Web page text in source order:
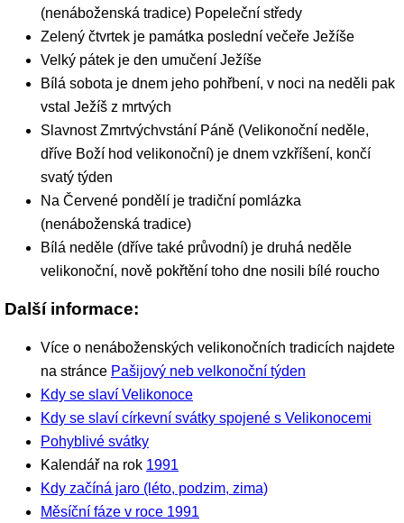
(nenáboženská tradice) Popeleční středy
Zelený čtvrtek je památka poslední večeře Ježíše
Velký pátek je den umučení Ježíše
Bílá sobota je dnem jeho pohřbení, v noci na neděli pak
vstal Ježíš z mrtvých
Slavnost Zmrtvýchvstání Páně (Velikonoční neděle,
dříve Boží hod velikonoční) je dnem vzkříšení, končí
svatý týden
Na Červené pondělí je tradiční pomlázka
(nenáboženská tradice)
Bílá neděle (dříve také průvodní) je druhá neděle
velikonoční, nově pokřtění toho dne nosili bílé roucho
Další informace:
Více o nenáboženských velikonočních tradicích najdete
na stránce Pašijový neb velkonoční týden
Kdy se slaví Velikonoce
Kdy se slaví církevní svátky spojené s Velikonocemi
Pohyblivé svátky
Kalendář na rok 1991
Kdy začíná jaro (léto, podzim, zima)
Měsíční fáze v roce 1991